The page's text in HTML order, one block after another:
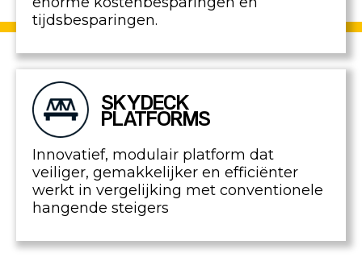
tijdsbesparingen.
SKYDECK
PLATFORMS
Innovatief, modulair platform dat
veiliger, gemakkelijker en efficiënter
werkt in vergelijking met conventionele
hangende steigers